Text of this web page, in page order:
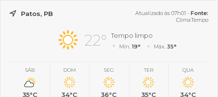
Patos, PB Atualizado às 07h01 - Fonte:
ClimaTempo
22° Tempo limpo
Mín.19° Máx. 35°
SÁB
35°C
DOM
34°C
SEG
36°C
TER
35°C
QUA
34°C